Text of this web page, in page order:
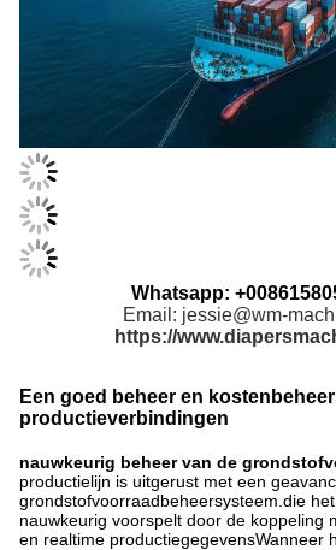
Whatsapp:
Email: jessie@wm-
https://
Een goed beheer en
productieverbindingen
nauwkeurig beheer van de
productielijn is uitgerust met een
grondstofvoorraadbeheersysteem.die
nauwkeurig voorspelt door de koppeling
en realtime productiegegevensWanneer